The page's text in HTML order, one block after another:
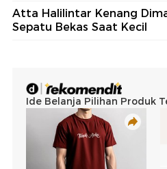
Atta Halilintar Kenang
Sepatu Bekas Saat Kecil